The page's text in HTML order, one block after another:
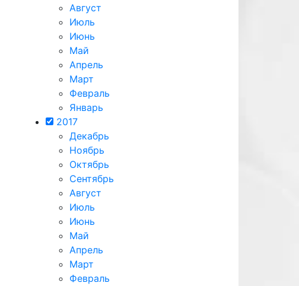
Август
Июль
Июнь
Май
Апрель
Март
Февраль
Январь
2017
Декабрь
Ноябрь
Октябрь
Сентябрь
Август
Июль
Июнь
Май
Апрель
Март
Февраль